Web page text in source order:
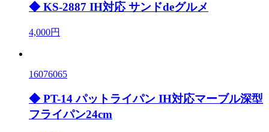
◆ KS-2887 IH対応 サンドdeグルメ
4,000円
16076065
◆ PT-14 パットライパン IH対応マーブル深型
フライパン24cm